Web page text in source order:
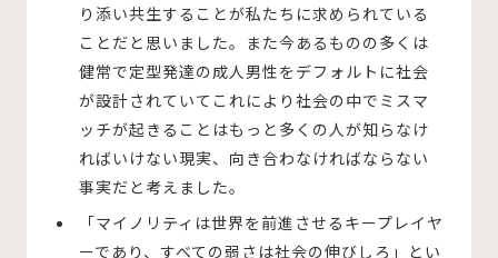
り添い共生することが私たちに求められている
ことだと思いました。また今あるものの多くは
健常で定型発達の成人男性をデフォルトに社会
が設計されていてこれにより社会の中でミスマ
ッチが起きることはもっと多くの人が知らなけ
ればいけない現実、向き合わなければならない
事実だと考えました。
「マイノリティは世界を前進させるキープレイヤ
ーであり、すべての弱さは社会の伸びしろ」とい